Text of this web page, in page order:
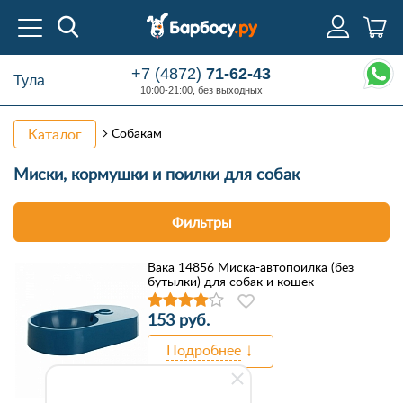
Тула +7 (4872)71-62-43
10:00-21:00, без выходных
Каталог Собакам
Миски, кормушки и поилки для собак
Фильтры
Вака 14856 Миска-автопоилка (без
бутылки) для собак и кошек
153 руб.
Подробнее